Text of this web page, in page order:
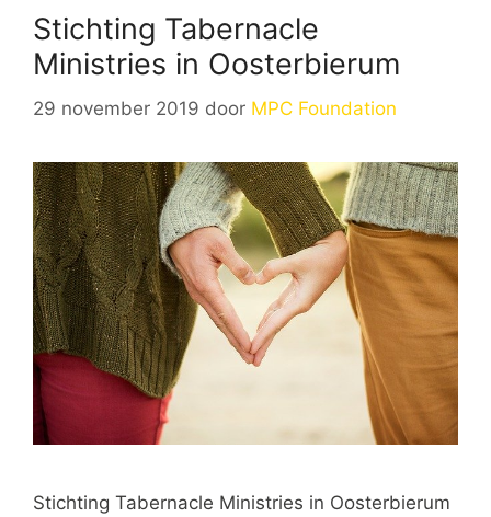
Stichting Tabernacle
Ministries in Oosterbierum
29 november 2019 door MPC Foundation
Stichting Tabernacle Ministries in Oosterbierum